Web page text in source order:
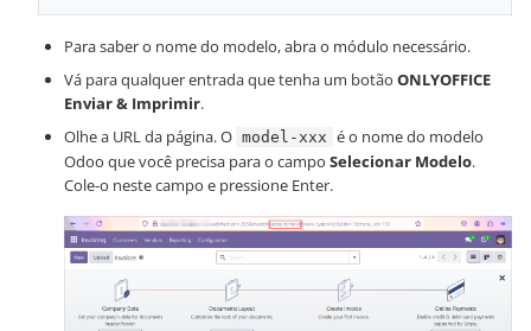
Para saber o nome do modelo, abra o módulo necessário.
Vá para qualquer entrada que tenha um botão ONLYOFFICE
Enviar & Imprimir.
Olhe a URL da página. O model-xxx é o nome do modelo
Odoo que você precisa para o campo Selecionar Modelo.
Cole-o neste campo e pressione Enter.